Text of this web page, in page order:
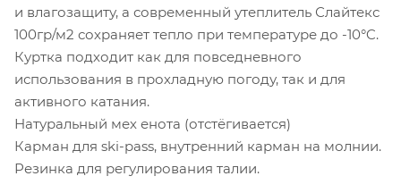
и влагозащиту, а современный утеплитель Слайтекс
100гр/м2 сохраняет тепло при температуре до -10°C.
Куртка подходит как для повседневного
использования в прохладную погоду, так и для
активного катания.
Натуральный мех енота (отстёгивается)
Карман для ski-pass, внутренний карман на молнии.
Резинка для регулирования талии.